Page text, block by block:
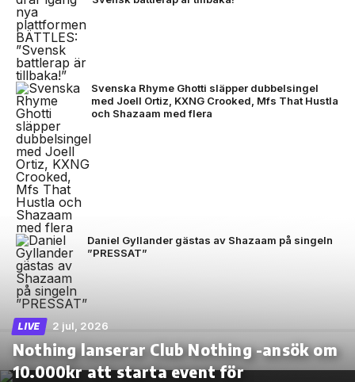
Svenska Rhyme Ghotti släpper dubbelsingel
med Joell Ortiz, KXNG Crooked, Mfs That Hustla
och Shazaam med flera
Daniel Gyllander gästas av Shazaam på singeln
”PRESSAT”
LIVE 2 jul, 2026
Nothing lanserar Club Nothing -ansök om
10.000kr att starta event för